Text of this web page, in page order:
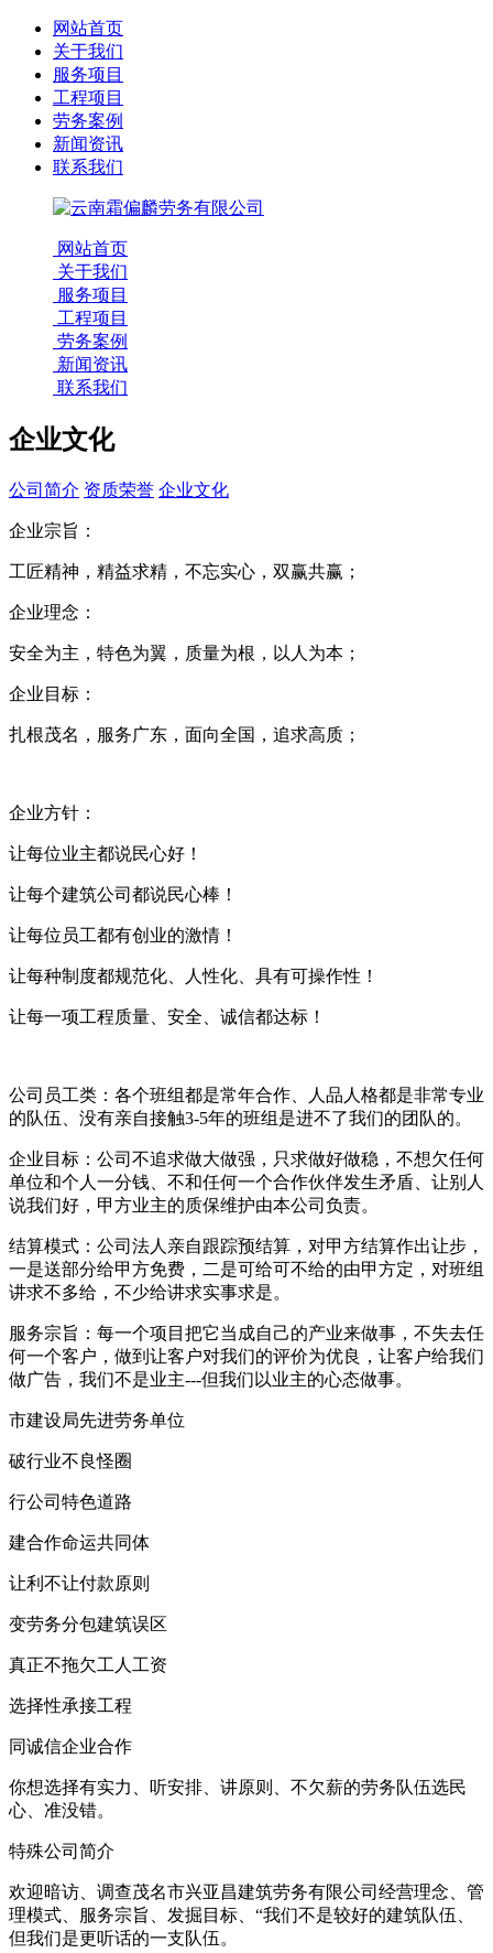
网站首页
关于我们
服务项目
工程项目
劳务案例
新闻资讯
联系我们
网站首页
关于我们
服务项目
工程项目
劳务案例
新闻资讯
联系我们
企业文化
公司简介 资质荣誉 企业文化
企业宗旨：
工匠精神，精益求精，不忘实心，双赢共赢；
企业理念：
安全为主，特色为翼，质量为根，以人为本；
企业目标：
扎根茂名，服务广东，面向全国，追求高质；
企业方针：
让每位业主都说民心好！
让每个建筑公司都说民心棒！
让每位员工都有创业的激情！
让每种制度都规范化、人性化、具有可操作性！
让每一项工程质量、安全、诚信都达标！
公司员工类：各个班组都是常年合作、人品人格都是非常专业
的队伍、没有亲自接触3-5年的班组是进不了我们的团队的。
企业目标：公司不追求做大做强，只求做好做稳，不想欠任何
单位和个人一分钱、不和任何一个合作伙伴发生矛盾、让别人
说我们好，甲方业主的质保维护由本公司负责。
结算模式：公司法人亲自跟踪预结算，对甲方结算作出让步，
一是送部分给甲方免费，二是可给可不给的由甲方定，对班组
讲求不多给，不少给讲求实事求是。
服务宗旨：每一个项目把它当成自己的产业来做事，不失去任
何一个客户，做到让客户对我们的评价为优良，让客户给我们
做广告，我们不是业主---但我们以业主的心态做事。
市建设局先进劳务单位
破行业不良怪圈
行公司特色道路
建合作命运共同体
让利不让付款原则
变劳务分包建筑误区
真正不拖欠工人工资
选择性承接工程
同诚信企业合作
你想选择有实力、听安排、讲原则、不欠薪的劳务队伍选民
心、准没错。
特殊公司简介
欢迎暗访、调查茂名市兴亚昌建筑劳务有限公司经营理念、管
理模式、服务宗旨、发掘目标、“我们不是较好的建筑队伍、
但我们是更听话的一支队伍。